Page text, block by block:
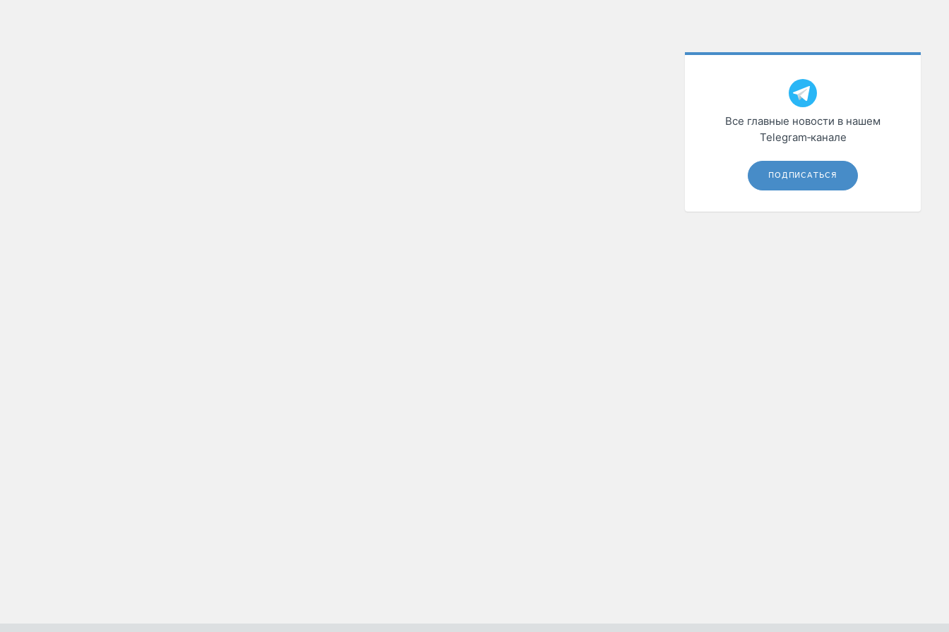
Все главные новости в нашем
Telegram‑канале
ПОДПИСАТЬСЯ